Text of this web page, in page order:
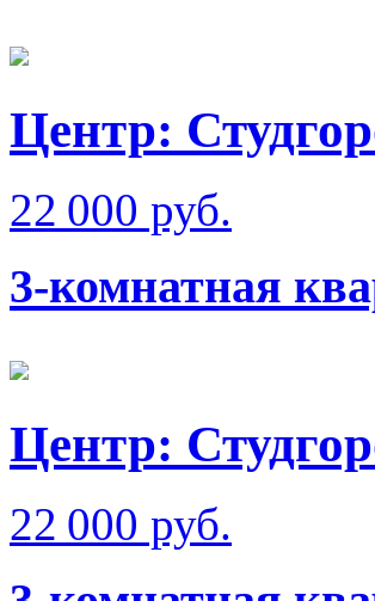
Центр:
22 000 руб.
3-комнатная
Центр:
22 000 руб.